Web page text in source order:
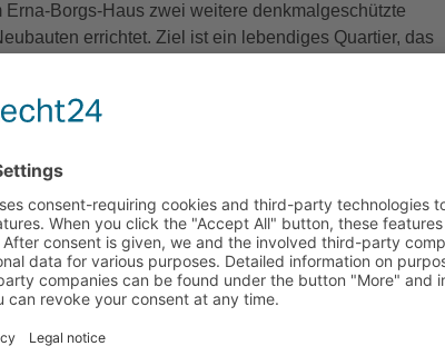
Borgs-Haus zwei weitere denkmalgeschützte
errichtet. Ziel ist ein lebendiges Quartier, das
moderner Architektur und nachhaltiger
Wir schaffen nicht nur dringend benötigten
als Ganzes. Barrierefreiheit, Denkmalschutz und
Ergebnis wird ein Quartier, das sowohl für
und Bewohner ein Gewinn ist”, so
Ziel hebt WohnBau-Vorstand Frank Meier hervor:
Bauvorhaben besonders reizvoll. Wir investieren hier
und Nachbarschaftskultur.”